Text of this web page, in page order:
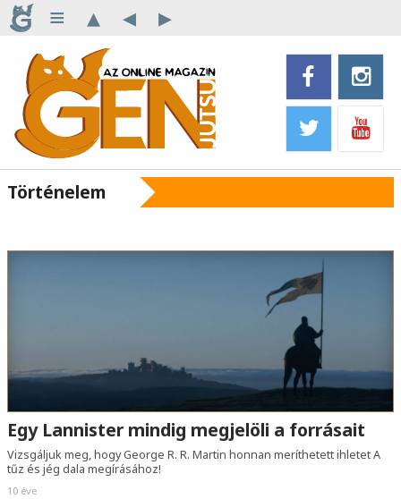
≡ ▴ ◂ ▸
Történelem
Egy Lannister mindig megjelöli a forrásait
Vizsgáljuk meg, hogy George R. R. Martin honnan meríthetett ihletet A
tűz és jég dala megírásához!
10 éve